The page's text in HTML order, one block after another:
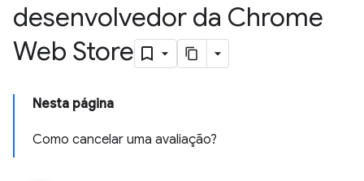
desenvolvedor da Chrome
Web Store
Nesta página
Como cancelar uma avaliação?